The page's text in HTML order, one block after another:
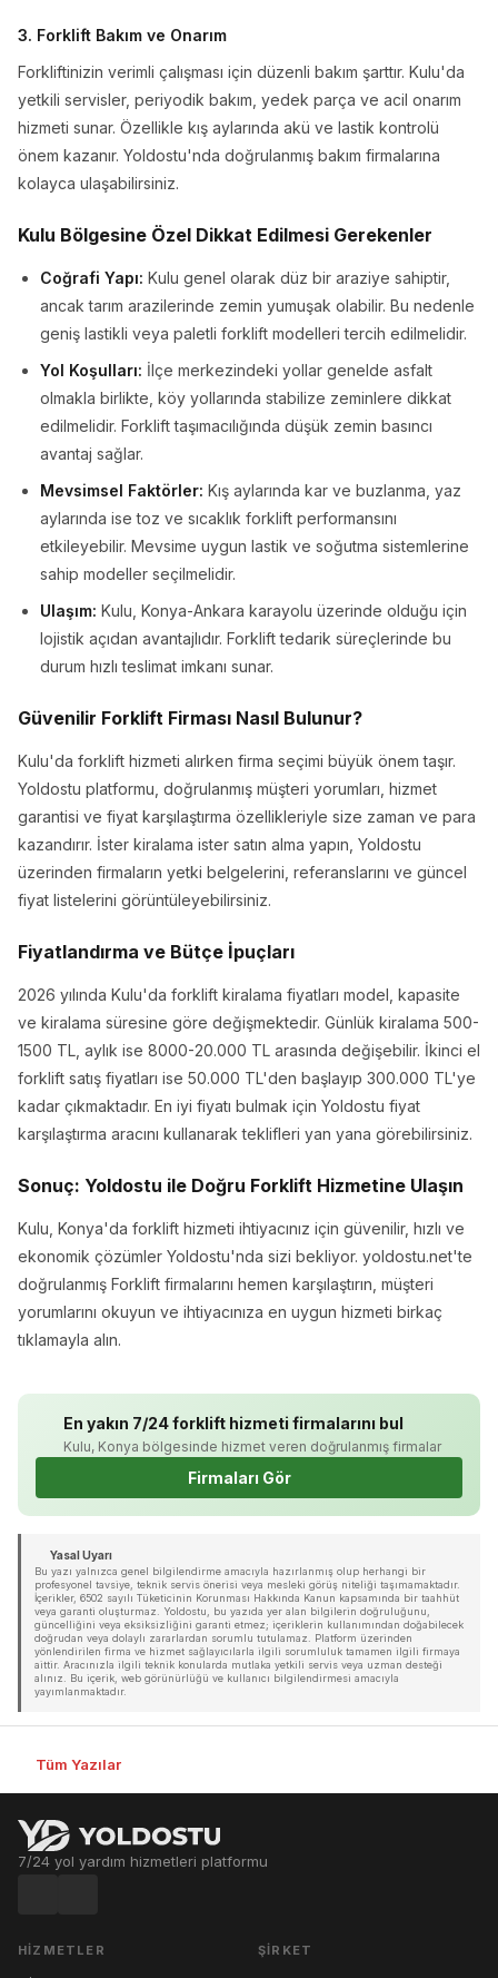
3. Forklift Bakım ve Onarım
Forkliftinizin verimli çalışması için düzenli bakım şarttır. Kulu'da
yetkili servisler, periyodik bakım, yedek parça ve acil onarım
hizmeti sunar. Özellikle kış aylarında akü ve lastik kontrolü
önem kazanır. Yoldostu'nda doğrulanmış bakım firmalarına
kolayca ulaşabilirsiniz.
Kulu Bölgesine Özel Dikkat Edilmesi Gerekenler
Coğrafi Yapı: Kulu genel olarak düz bir araziye sahiptir,
ancak tarım arazilerinde zemin yumuşak olabilir. Bu nedenle
geniş lastikli veya paletli forklift modelleri tercih edilmelidir.
Yol Koşulları: İlçe merkezindeki yollar genelde asfalt
olmakla birlikte, köy yollarında stabilize zeminlere dikkat
edilmelidir. Forklift taşımacılığında düşük zemin basıncı
avantaj sağlar.
Mevsimsel Faktörler: Kış aylarında kar ve buzlanma, yaz
aylarında ise toz ve sıcaklık forklift performansını
etkileyebilir. Mevsime uygun lastik ve soğutma sistemlerine
sahip modeller seçilmelidir.
Ulaşım: Kulu, Konya-Ankara karayolu üzerinde olduğu için
lojistik açıdan avantajlıdır. Forklift tedarik süreçlerinde bu
durum hızlı teslimat imkanı sunar.
Güvenilir Forklift Firması Nasıl Bulunur?
Kulu'da forklift hizmeti alırken firma seçimi büyük önem taşır.
Yoldostu platformu, doğrulanmış müşteri yorumları, hizmet
garantisi ve fiyat karşılaştırma özellikleriyle size zaman ve para
kazandırır. İster kiralama ister satın alma yapın, Yoldostu
üzerinden firmaların yetki belgelerini, referanslarını ve güncel
fiyat listelerini görüntüleyebilirsiniz.
Fiyatlandırma ve Bütçe İpuçları
2026 yılında Kulu'da forklift kiralama fiyatları model, kapasite
ve kiralama süresine göre değişmektedir. Günlük kiralama 500-
1500 TL, aylık ise 8000-20.000 TL arasında değişebilir. İkinci el
forklift satış fiyatları ise 50.000 TL'den başlayıp 300.000 TL'ye
kadar çıkmaktadır. En iyi fiyatı bulmak için Yoldostu fiyat
karşılaştırma aracını kullanarak teklifleri yan yana görebilirsiniz.
Sonuç: Yoldostu ile Doğru Forklift Hizmetine Ulaşın
Kulu, Konya'da forklift hizmeti ihtiyacınız için güvenilir, hızlı ve
ekonomik çözümler Yoldostu'nda sizi bekliyor. yoldostu.net'te
doğrulanmış Forklift firmalarını hemen karşılaştırın, müşteri
yorumlarını okuyun ve ihtiyacınıza en uygun hizmeti birkaç
tıklamayla alın.
En yakın 7/24 forklift hizmeti firmalarını bul
Kulu, Konya bölgesinde hizmet veren doğrulanmış firmalar
Firmaları Gör
Yasal Uyarı
Bu yazı yalnızca genel bilgilendirme amacıyla hazırlanmış olup herhangi bir
profesyonel tavsiye, teknik servis önerisi veya mesleki görüş niteliği taşımamaktadır.
İçerikler, 6502 sayılı Tüketicinin Korunması Hakkında Kanun kapsamında bir taahhüt
veya garanti oluşturmaz. Yoldostu, bu yazıda yer alan bilgilerin doğruluğunu,
güncelliğini veya eksiksizliğini garanti etmez; içeriklerin kullanımından doğabilecek
doğrudan veya dolaylı zararlardan sorumlu tutulamaz. Platform üzerinden
yönlendirilen firma ve hizmet sağlayıcılarla ilgili sorumluluk tamamen ilgili firmaya
aittir. Aracınızla ilgili teknik konularda mutlaka yetkili servis veya uzman desteği
alınız. Bu içerik, web görünürlüğü ve kullanıcı bilgilendirmesi amacıyla
yayımlanmaktadır.
Tüm Yazılar
7/24 yol yardım hizmetleri platformu
HIZMETLER ŞIRKET